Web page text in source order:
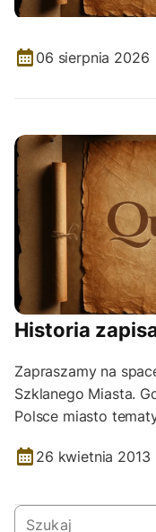
06 sierpnia 2026
Historia
Zapraszamy na
Szklanego Miasta.
Polsce miasto
26 kwietnia 2013